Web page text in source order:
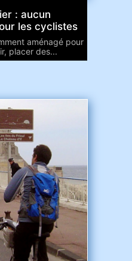
: aucun
les cyclistes
aménagé pour
placer des...